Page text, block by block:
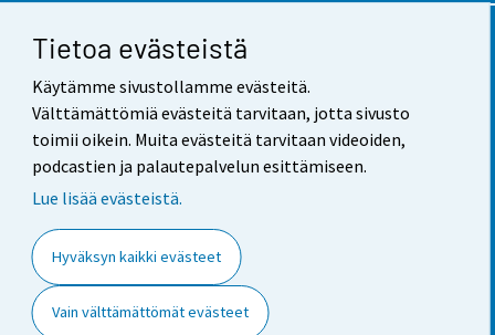
Tietoa evästeistä
Käytämme sivustollamme evästeitä.
Välttämättömiä evästeitä tarvitaan, jotta sivusto
toimii oikein. Muita evästeitä tarvitaan videoiden,
podcastien ja palautepalvelun esittämiseen.
Lue lisää evästeistä.
Hyväksyn kaikki evästeet
Vain välttämättömät evästeet
Yhteystiedot
Palaute
Käyttöehdot
Saavutettavuus
Tietoa sivustosta
Evästeasetukset